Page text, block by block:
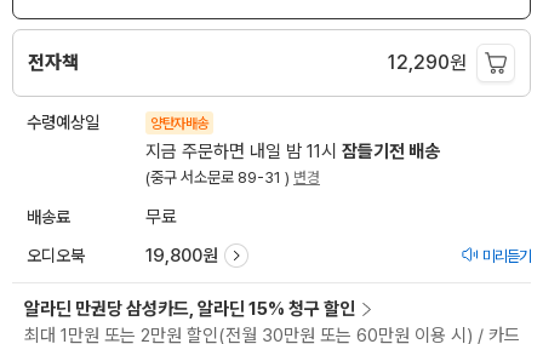
전자책 12,290원
수령예상일 양탄자배송
지금 주문하면 내일 밤 11시 잠들기전 배송
(중구 서소문로 89-31 ) 변경
배송료 무료
오디오북 19,800원 미리듣기
알라딘 만권당 삼성카드, 알라딘 15% 청구 할인
최대 1만원 또는 2만원 할인(전월 30만원 또는 60만원 이용 시) / 카드